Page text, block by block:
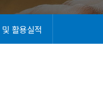
활용실적